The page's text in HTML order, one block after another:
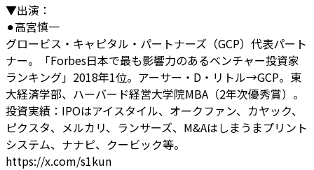
▼出演：
⚫︎高宮慎一
グロービス・キャピタル・パートナーズ（GCP）代表パート
ナー。「Forbes日本で最も影響力のあるベンチャー投資家
ランキング」2018年1位。アーサー・D・リトル→GCP。東
大経済学部、ハーバード経営大学院MBA（2年次優秀賞）。
投資実績：IPOはアイスタイル、オークファン、カヤック、
ピクスタ、メルカリ、ランサーズ、M&Aはしまうまプリント
システム、ナナピ、クービック等。
https://x.com/s1kun